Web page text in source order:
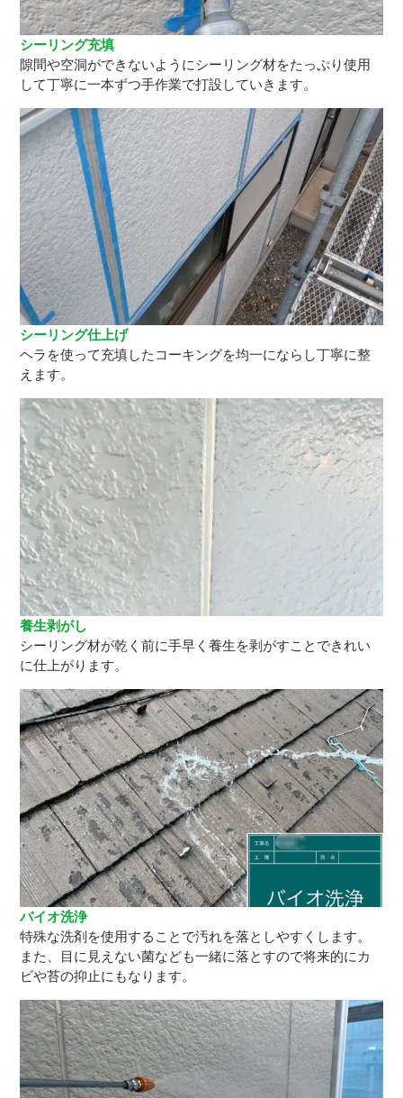
シーリング充填
隙間や空洞ができないようにシーリング材をたっぷり使用
して丁寧に一本ずつ手作業で打設していきます。
シーリング仕上げ
ヘラを使って充填したコーキングを均一にならし丁寧に整
えます。
養生剥がし
シーリング材が乾く前に手早く養生を剥がすことできれい
に仕上がります。
バイオ洗浄
特殊な洗剤を使用することで汚れを落としやすくします。
また、目に見えない菌なども一緒に落とすので将来的にカ
ビや苔の抑止にもなります。